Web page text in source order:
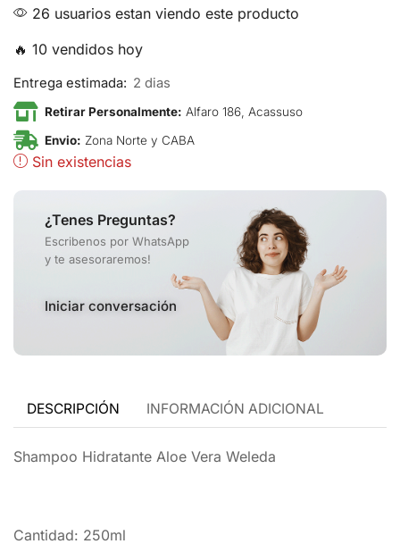
26 usuarios estan viendo este producto
🔥 10 vendidos hoy
Entrega estimada: 2 dias
Retirar Personalmente: Alfaro 186, Acassuso
Envio: Zona Norte y CABA
Sin existencias
¿Tenes Preguntas?
Escribenos por WhatsApp
y te asesoraremos!
Iniciar conversación
DESCRIPCIÓN INFORMACIÓN ADICIONAL
Shampoo Hidratante Aloe Vera Weleda
Cantidad: 250ml